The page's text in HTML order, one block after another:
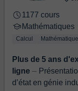
1177 cours
Mathématiques
Calcul
Plus de 5 ans
ligne ⏤ Présentation Je me présente Rokia ,ingénieur
d’état en génie